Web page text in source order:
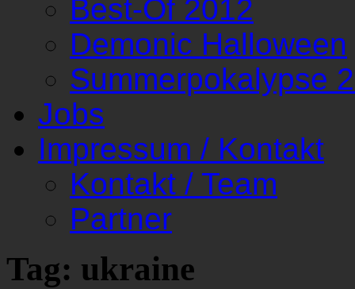
Best-Of 2012
Demonic Halloween
Summerpokalypse
Jobs
Impressum / Kontakt
Kontakt / Team
Partner
Tag: ukraine